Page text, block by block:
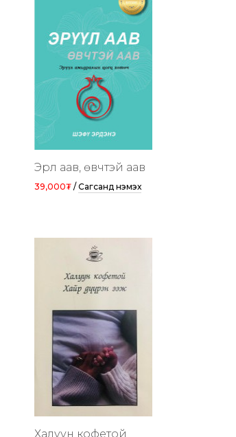
Эрүүл аав, өвчтэй аав
39,000₮ / Сагсанд нэмэх
Халуун кофетой